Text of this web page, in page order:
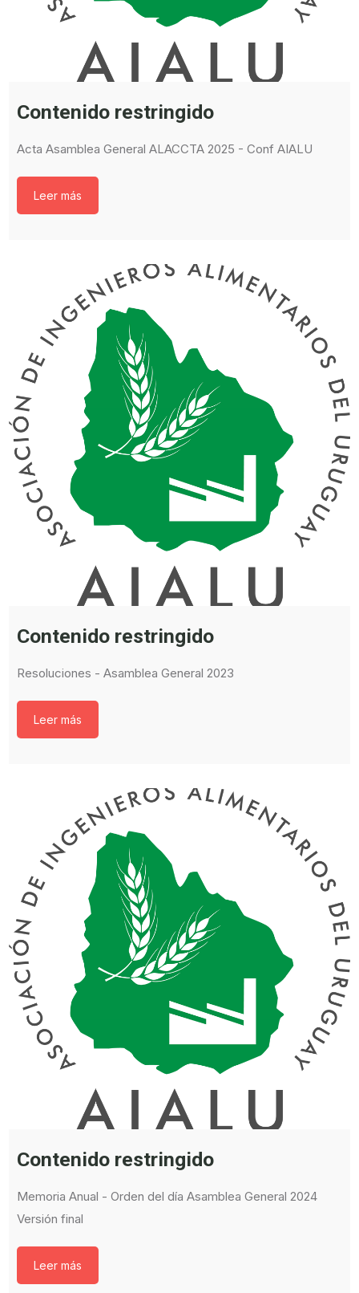
Contenido restringido
Acta Asamblea General ALACCTA 2025 - Conf AIALU
Leer más
Contenido restringido
Resoluciones - Asamblea General 2023
Leer más
Contenido restringido
Memoria Anual - Orden del día Asamblea General 2024
Versión final
Leer más